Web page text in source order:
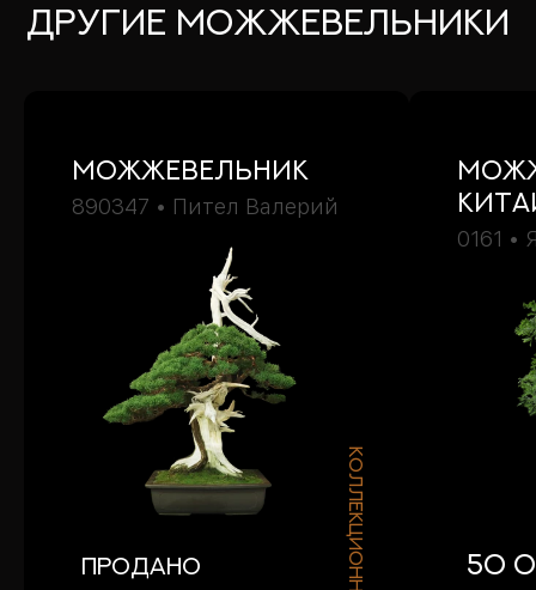
ДРУГИЕ Можжевельники
Можжевельник
890347 • Пител Валерий
Продано
КОЛЛЕКЦИОННЫЙ
0161 •
50